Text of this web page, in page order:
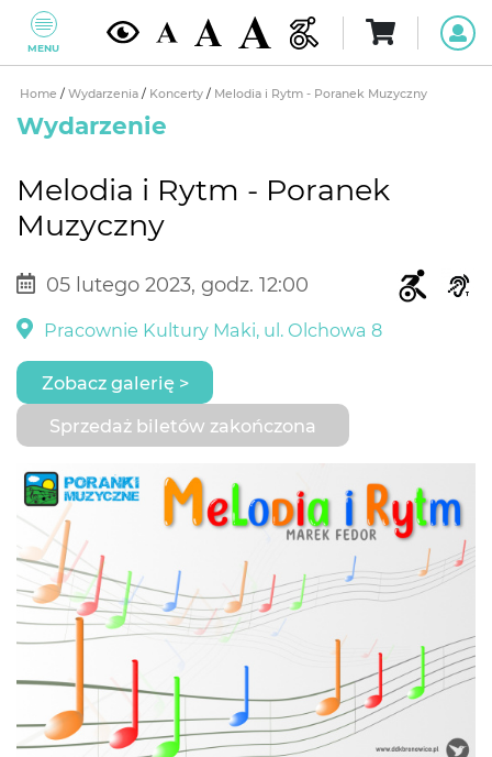
MENU
Home / Wydarzenia / Koncerty / Melodia i Rytm - Poranek Muzyczny
Wydarzenie
Melodia i Rytm - Poranek
Muzyczny
05 lutego 2023, godz. 12:00
Pracownie Kultury Maki, ul. Olchowa 8
Zobacz galerię >
Sprzedaż biletów zakończona